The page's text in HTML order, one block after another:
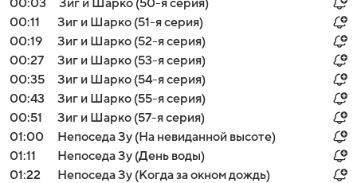
00:03
Зиг и Шарко (50-я серия)
00:11
Зиг и Шарко (51-я серия)
00:19
Зиг и Шарко (52-я серия)
00:27
Зиг и Шарко (53-я серия)
00:35
Зиг и Шарко (54-я серия)
00:43
Зиг и Шарко (55-я серия)
00:51
Зиг и Шарко (57-я серия)
01:00
Непоседа Зу (На невиданной высоте)
01:11
Непоседа Зу (День воды)
01:22
Непоседа Зу (Когда за окном дождь)